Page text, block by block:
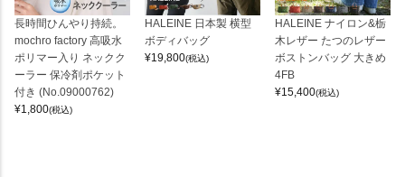
長時間ひんやり持続。
mochro factory 高吸水
ポリマー入り ネックク
ーラー 保冷剤ポケット
付き (No.09000762)
¥1,800(税込)
HALEINE 日本製 横型
ボディバッグ
¥19,800(税込)
HALEINE ナイロン&栃
木レザー たつのレザー
ボストンバッグ 大きめ
4FB
¥15,400(税込)